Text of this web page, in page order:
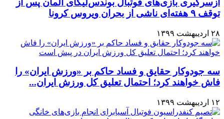
ازسرگیری بازی‌های فوتبال بوندس‌لیگای آلمان پس از
توقف ۹ هفته‌ای ناشی از بحران ویروس کرونا
۲۸ اردیبهشت ۱۳۹۹
سه جودوکار حقایق و فساد حاکم بر «ورزش ایران» را
فاش خواهند کرد؛ احتمال تعلیق کل ورزش ایران...
۱۲ اردیبهشت ۱۳۹۹